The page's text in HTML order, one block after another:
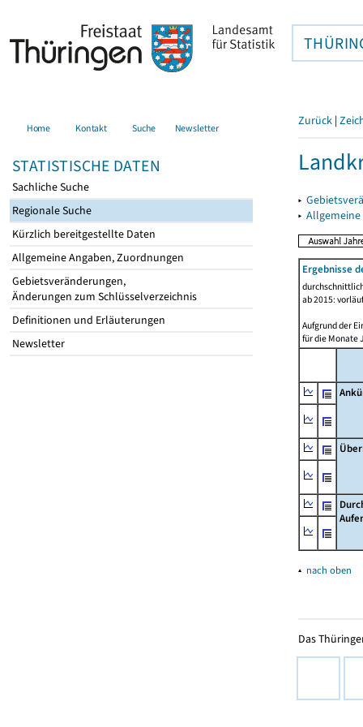
Home Kontakt Suche Newsletter
STATISTISCHE DATEN
Sachliche Suche
Regionale Suche
Kürzlich bereitgestellte Daten
Allgemeine Angaben, Zuordnungen
Gebietsveränderungen,
Änderungen zum Schlüsselverzeichnis
Definitionen und Erläuterungen
Newsletter
Zurück |
▸
▸
Ergebnisse
ab 2015:
Aufgrund der
für die Monate
▴ nach oben
Das